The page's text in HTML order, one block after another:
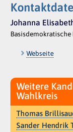
Johanna
Webseite
Weitere
Wahlkreis
Thomas
Sander Hendrik